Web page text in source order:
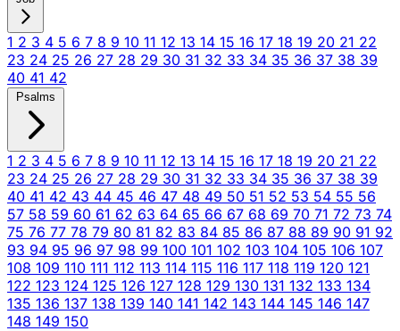
1 2 3 4 5 6 7 8 9 10 11 12 13 14 15 16 17 18 19 20 21 22
23 24 25 26 27 28 29 30 31 32 33 34 35 36 37 38 39
40 41 42
Psalms
1 2 3 4 5 6 7 8 9 10 11 12 13 14 15 16 17 18 19 20 21 22
23 24 25 26 27 28 29 30 31 32 33 34 35 36 37 38 39
40 41 42 43 44 45 46 47 48 49 50 51 52 53 54 55 56
57 58 59 60 61 62 63 64 65 66 67 68 69 70 71 72 73 74
75 76 77 78 79 80 81 82 83 84 85 86 87 88 89 90 91 92
93 94 95 96 97 98 99 100 101 102 103 104 105 106 107
108 109 110 111 112 113 114 115 116 117 118 119 120 121
122 123 124 125 126 127 128 129 130 131 132 133 134
135 136 137 138 139 140 141 142 143 144 145 146 147
148 149 150